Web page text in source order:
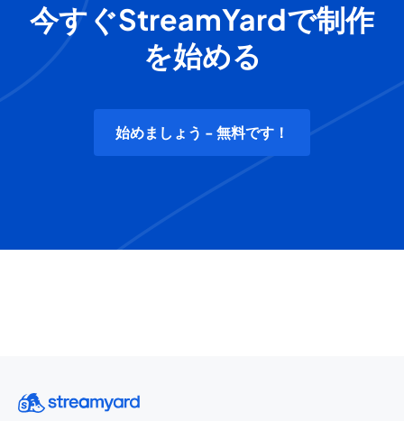
今すぐStreamYardで制作
を始める
始めましょう - 無料です！